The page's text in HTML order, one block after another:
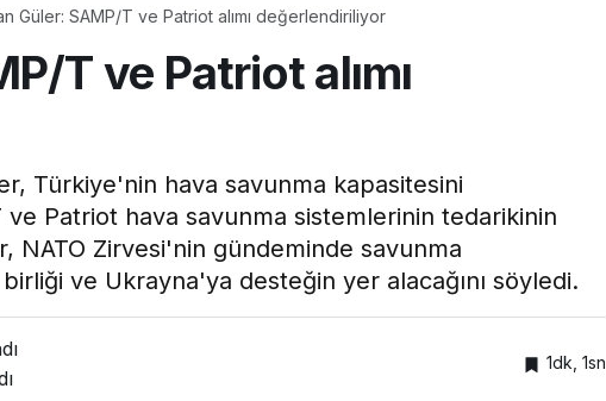
Güler: SAMP/T ve Patriot alımı değerlendiriliyor
T ve Patriot alımı
Türkiye'nin hava savunma kapasitesini
Patriot hava savunma sistemlerinin tedarikinin
NATO Zirvesi'nin gündeminde savunma
ve Ukrayna'ya desteğin yer alacağını söyledi.
1dk, 1sn